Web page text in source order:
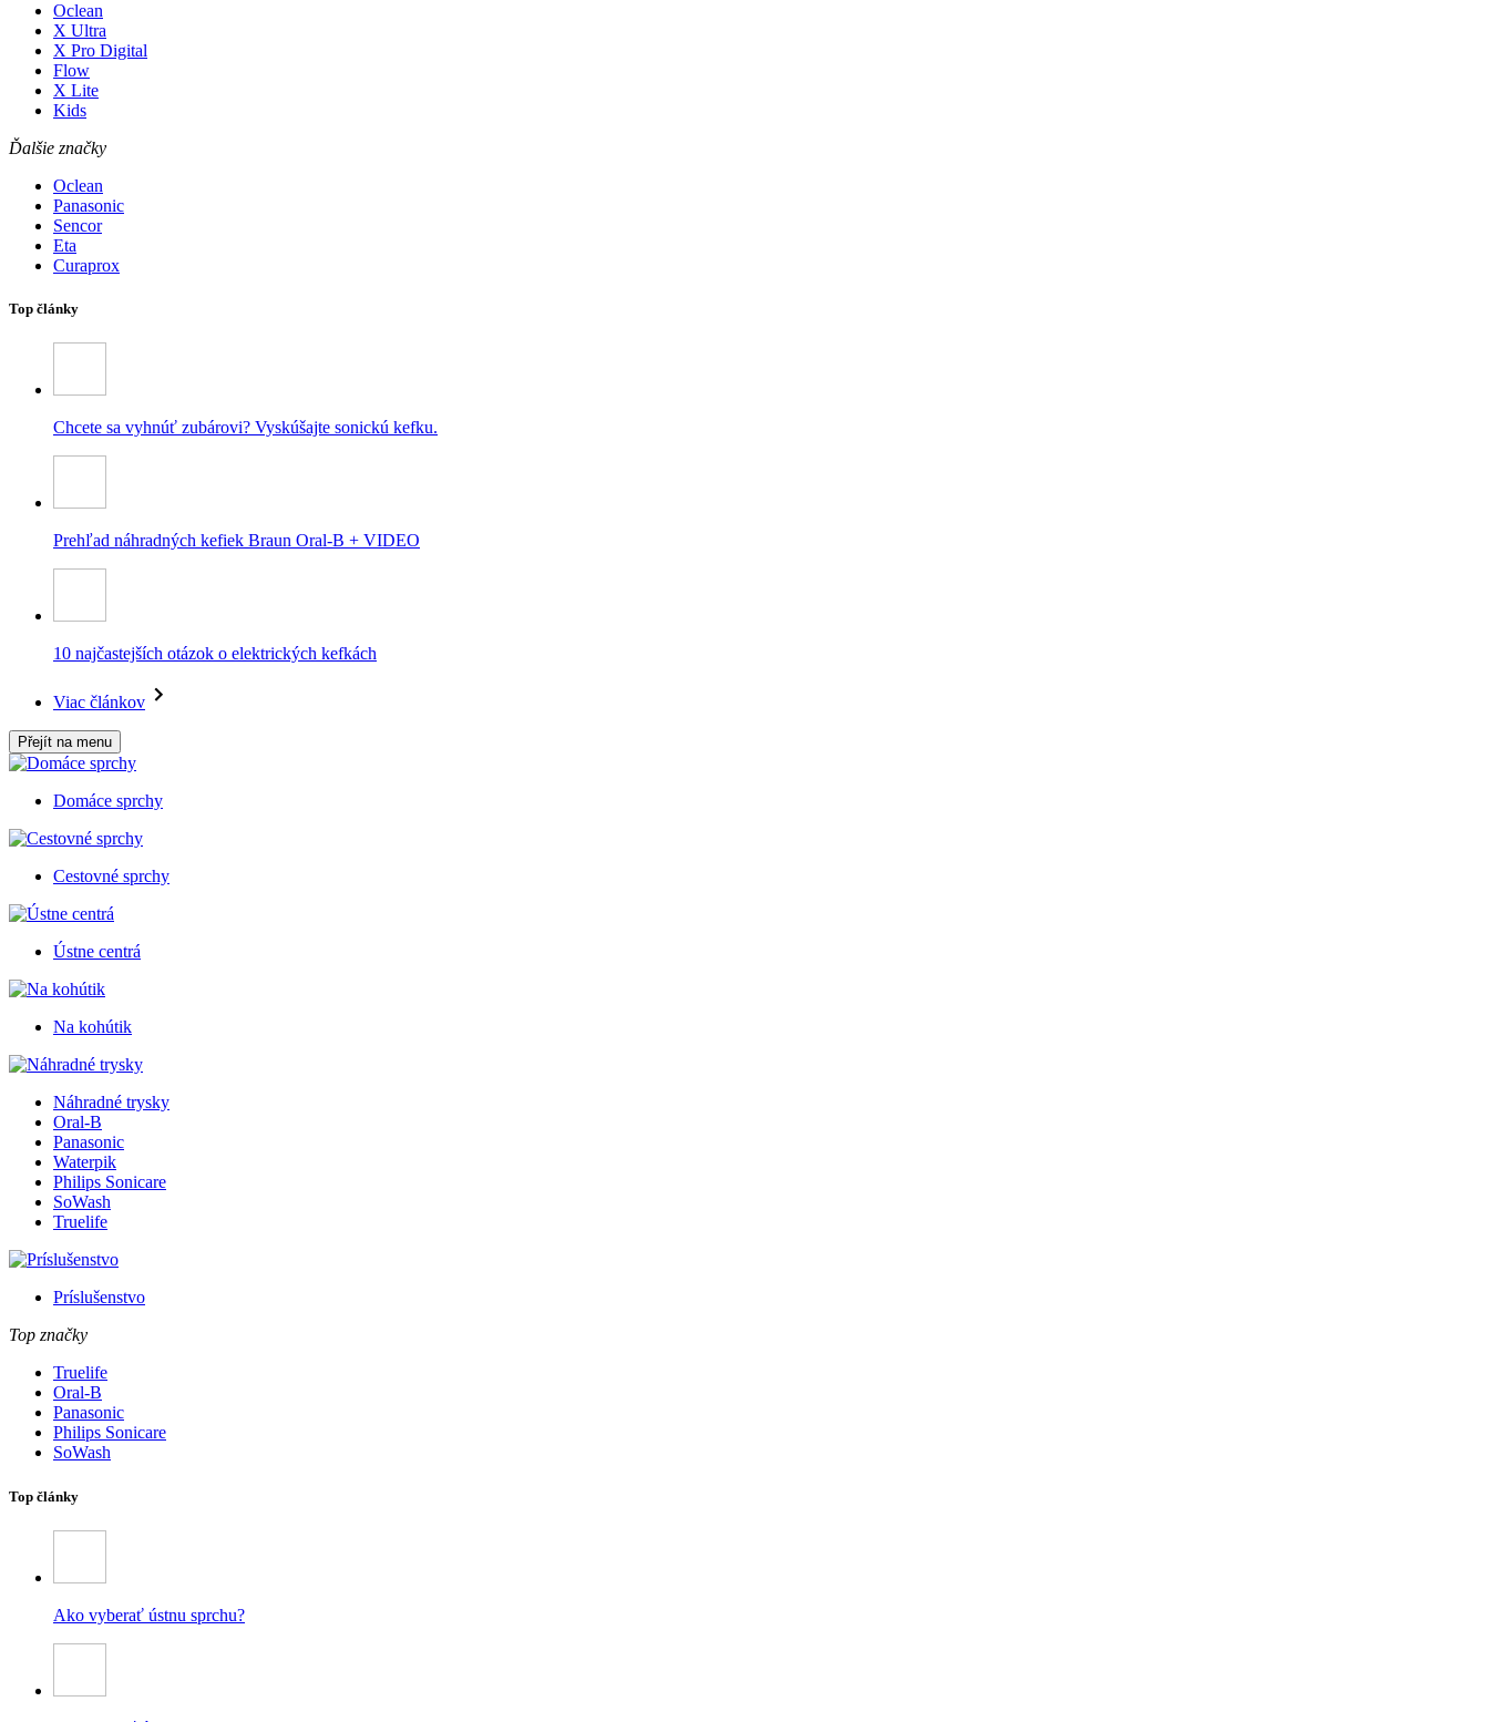
Oclean
X Ultra
X Pro Digital
Flow
X Lite
Kids
Ďalšie značky
Oclean
Panasonic
Sencor
Eta
Curaprox
Top články
Chcete sa vyhnúť zubárovi? Vyskúšajte sonickú kefku.
Prehľad náhradných kefiek Braun Oral-B + VIDEO
10 najčastejších otázok o elektrických kefkách
Viac článkov
Přejít na menu
Domáce sprchy
Cestovné sprchy
Ústne centrá
Na kohútik
Náhradné trysky
Oral-B
Panasonic
Waterpik
Philips Sonicare
SoWash
Truelife
Príslušenstvo
Top značky
Truelife
Oral-B
Panasonic
Philips Sonicare
SoWash
Top články
Ako vyberať ústnu sprchu?